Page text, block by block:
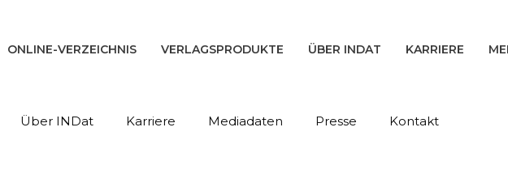
ONLINE-VERZEICHNIS VERLAGSPRODUKTE ÜBER INDAT KARRIERE
Über INDat Karriere Mediadaten Presse Kontakt